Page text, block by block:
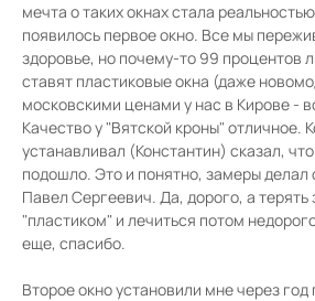
мечта о таких окнах стала
появилось первое окно. Все мы
здоровье, но почему-то 99 процентов
ставят пластиковые окна (даже
московскими ценами у нас в Кирове -
Качество у "Вятской кроны" отличное.
устанавливал (Константин) сказал,
подошло. Это и понятно, замеры делал
Павел Сергеевич. Да, дорого, а терять
"пластиком" и лечиться потом
еще, спасибо.
Второе окно установили мне через год